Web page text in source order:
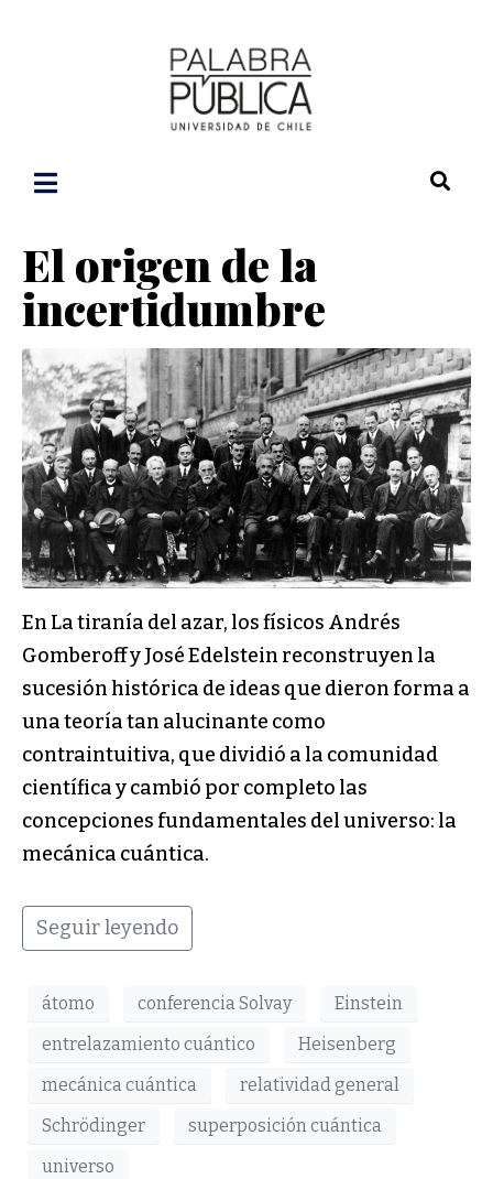
El origen de la
incertidumbre
En La tiranía del azar, los físicos Andrés
Gomberoff y José Edelstein reconstruyen la
sucesión histórica de ideas que dieron forma a
una teoría tan alucinante como
contraintuitiva, que dividió a la comunidad
científica y cambió por completo las
concepciones fundamentales del universo: la
mecánica cuántica.
Seguir leyendo
átomo conferencia Solvay
Einstein
entrelazamiento cuántico
Heisenberg
mecánica cuántica
relatividad general
Schrödinger
superposición cuántica
universo